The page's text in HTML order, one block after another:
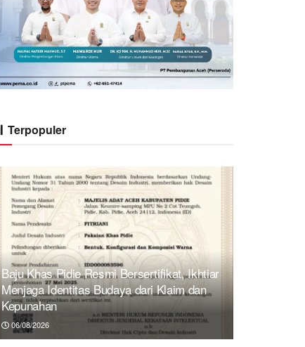
Terpopuler
Baju Khas Pidie Resmi Bersertifikat, Ikhtiar
Menjaga Identitas Budaya dari Klaim dan
Kepunahan
06/08/2026